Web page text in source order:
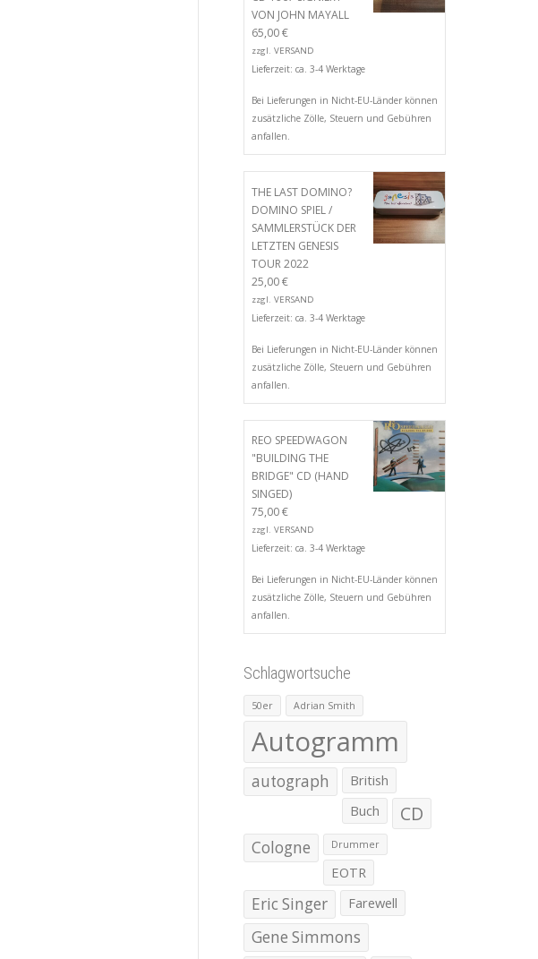
VON JOHN MAYALL
65,00€
zzgl. VERSAND
Lieferzeit: ca. 3-4 Werktage
Bei Lieferungen in Nicht-EU-Länder können
zusätzliche Zölle, Steuern und Gebühren
anfallen.
THE LAST DOMINO?
DOMINO SPIEL /
SAMMLERSTÜCK DER
LETZTEN GENESIS
TOUR 2022
25,00€
zzgl. VERSAND
Lieferzeit: ca. 3-4 Werktage
Bei Lieferungen in Nicht-EU-Länder können
zusätzliche Zölle, Steuern und Gebühren
anfallen.
REO SPEEDWAGON
"BUILDING THE
BRIDGE" CD (HAND
SINGED)
75,00€
zzgl. VERSAND
Lieferzeit: ca. 3-4 Werktage
Bei Lieferungen in Nicht-EU-Länder können
zusätzliche Zölle, Steuern und Gebühren
anfallen.
Schlagwortsuche
50er Adrian Smith
Autogramm
autograph
British
Buch
CD
Cologne Drummer
EOTR
Eric Singer Farewell
Gene Simmons